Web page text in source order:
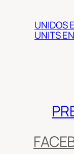
UNIDOS
UNITS